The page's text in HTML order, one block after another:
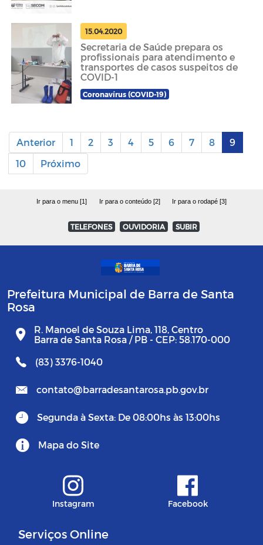
15.04.2020
Secretaria de Saúde prepara os
profissionais para atendimento e
transportes de casos suspeitos de
COVID-1
Coronavírus (COVID-19)
Anterior 1 2 3 4 5 6 7 8
9
10
Próximo
Ir para o menu [1] Ir para o conteúdo [2] Ir para o rodapé [3]
TELEFONES OUVIDORIA SUBIR
Prefeitura Municipal de Barra de Santa
Rosa
R. Manoel de Souza Lima, 118, Centro
Barra de Santa Rosa / PB - CEP: 58.170-000
(83) 3376-1040
contato@barradesantarosa.pb.gov.br
Segunda à Sexta: De 08:00hs às 13:00hs
Mapa do Site
Instagram Facebook
Serviços Online